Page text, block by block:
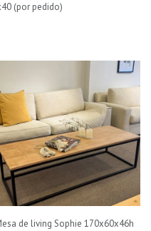
(por pedido)
de living Sophie 170x60x46h